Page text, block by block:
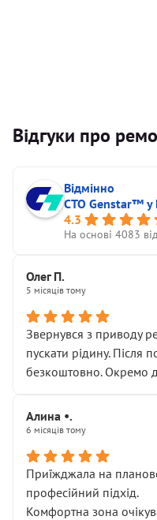
Відгуки про
Відмінно
СТО Genstar™ у
4.3
На основі 4083
Олег П.
5 місяців тому
Звернувся з приводу
пускати рідину. Після
безкоштовно. Окремо
Алина •.
6 місяців тому
Приїжджала на
професійний підхід.
Комфортна зона